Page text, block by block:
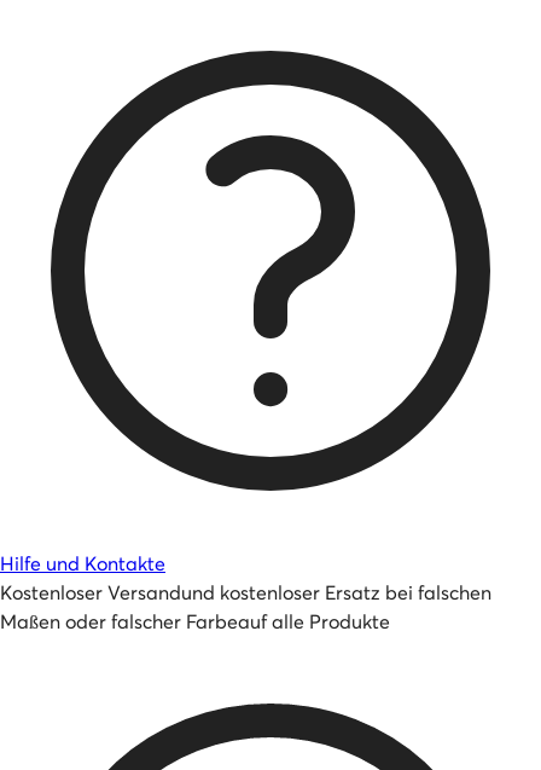
Hilfe und Kontakte
Kostenloser Versandund kostenloser Ersatz bei falschen
Maßen oder falscher Farbeauf alle Produkte